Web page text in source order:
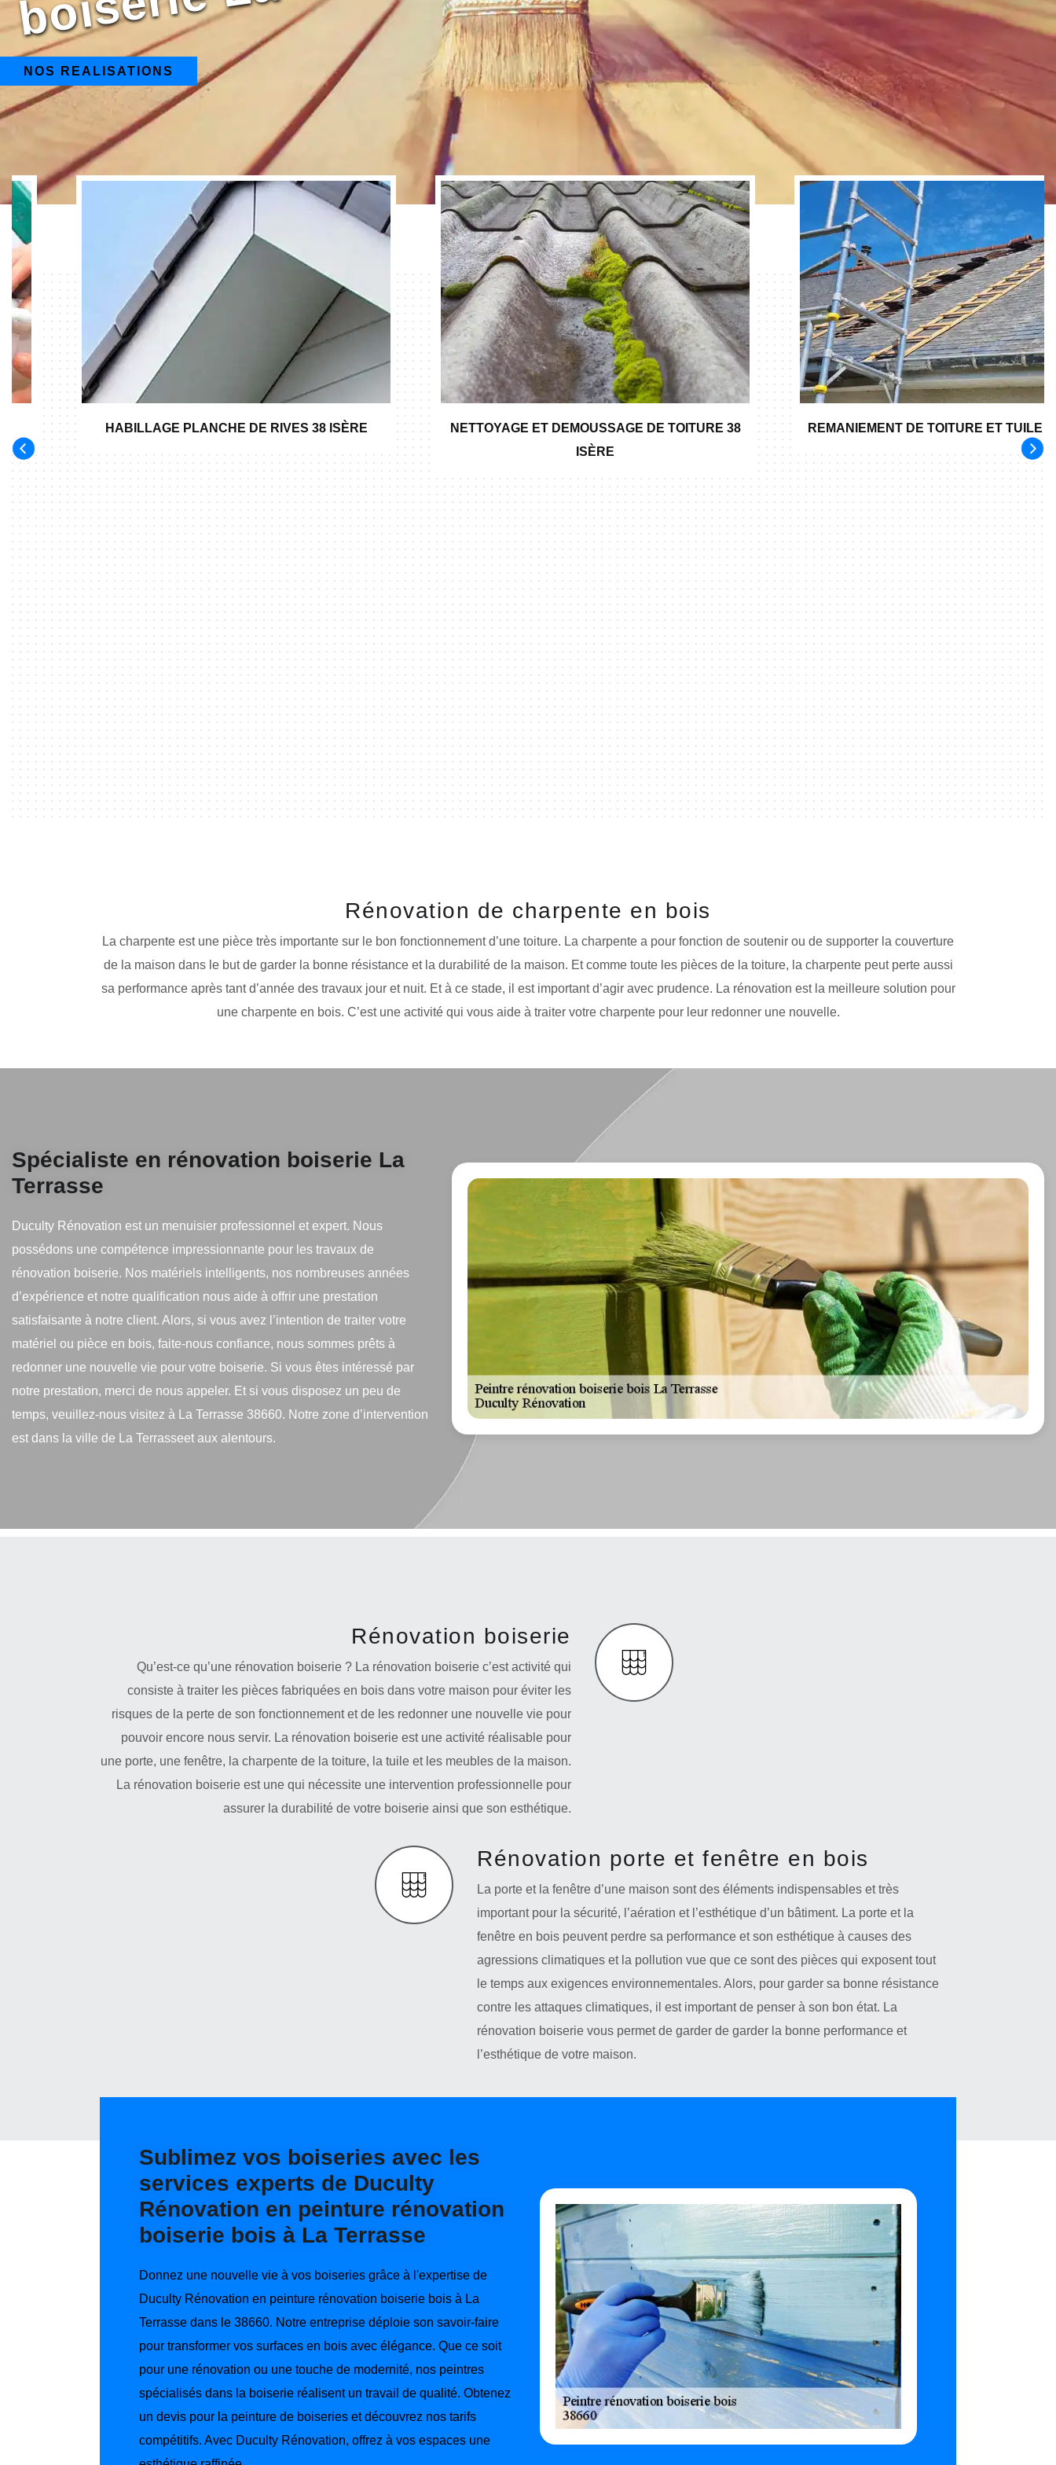
NOS REALISATIONS
HABILLAGE PLANCHE DE RIVES 38 ISÈRE
NETTOYAGE ET DEMOUSSAGE DE TOITURE 38
ISÈRE
REMANIEMENT DE TOITURE ET TUILE
Rénovation de charpente en bois
La charpente est une pièce très importante sur le bon fonctionnement d’une toiture. La charpente a pour fonction de soutenir ou de supporter la couverture
de la maison dans le but de garder la bonne résistance et la durabilité de la maison. Et comme toute les pièces de la toiture, la charpente peut perte aussi
sa performance après tant d’année des travaux jour et nuit. Et à ce stade, il est important d’agir avec prudence. La rénovation est la meilleure solution pour
une charpente en bois. C’est une activité qui vous aide à traiter votre charpente pour leur redonner une nouvelle.
Spécialiste en rénovation boiserie La
Terrasse
Duculty Rénovation est un menuisier professionnel et expert. Nous
possédons une compétence impressionnante pour les travaux de
rénovation boiserie. Nos matériels intelligents, nos nombreuses années
d’expérience et notre qualification nous aide à offrir une prestation
satisfaisante à notre client. Alors, si vous avez l’intention de traiter votre
matériel ou pièce en bois, faite-nous confiance, nous sommes prêts à
redonner une nouvelle vie pour votre boiserie. Si vous êtes intéressé par
notre prestation, merci de nous appeler. Et si vous disposez un peu de
temps, veuillez-nous visitez à La Terrasse 38660. Notre zone d’intervention
est dans la ville de La Terrasseet aux alentours.
Rénovation boiserie
Qu’est-ce qu’une rénovation boiserie ? La rénovation boiserie c’est activité qui
consiste à traiter les pièces fabriquées en bois dans votre maison pour éviter les
risques de la perte de son fonctionnement et de les redonner une nouvelle vie pour
pouvoir encore nous servir. La rénovation boiserie est une activité réalisable pour
une porte, une fenêtre, la charpente de la toiture, la tuile et les meubles de la maison.
La rénovation boiserie est une qui nécessite une intervention professionnelle pour
assurer la durabilité de votre boiserie ainsi que son esthétique.
Rénovation porte et fenêtre en bois
La porte et la fenêtre d’une maison sont des éléments indispensables et très
important pour la sécurité, l’aération et l’esthétique d’un bâtiment. La porte et la
fenêtre en bois peuvent perdre sa performance et son esthétique à causes des
agressions climatiques et la pollution vue que ce sont des pièces qui exposent tout
le temps aux exigences environnementales. Alors, pour garder sa bonne résistance
contre les attaques climatiques, il est important de penser à son bon état. La
rénovation boiserie vous permet de garder de garder la bonne performance et
l’esthétique de votre maison.
Sublimez vos boiseries avec les
services experts de Duculty
Rénovation en peinture rénovation
boiserie bois à La Terrasse
Donnez une nouvelle vie à vos boiseries grâce à l'expertise de
Duculty Rénovation en peinture rénovation boiserie bois à La
Terrasse dans le 38660. Notre entreprise déploie son savoir-faire
pour transformer vos surfaces en bois avec élégance. Que ce soit
pour une rénovation ou une touche de modernité, nos peintres
spécialisés dans la boiserie réalisent un travail de qualité. Obtenez
un devis pour la peinture de boiseries et découvrez nos tarifs
compétitifs. Avec Duculty Rénovation, offrez à vos espaces une